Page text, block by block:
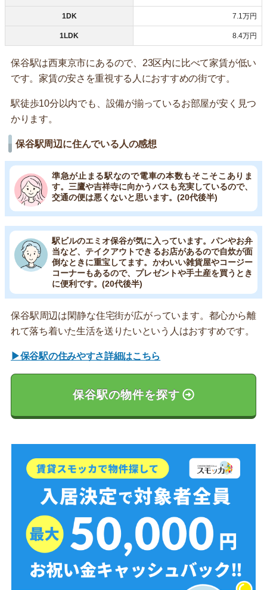
1DK 7.1万円
1LDK 8.4万円
保谷駅は西東京市にあるので、23区内に比べて家賃が低い
です。家賃の安さを重視する人におすすめの街です。
駅徒歩10分以内でも、設備が揃っているお部屋が安く見つ
かります。
保谷駅周辺に住んでいる人の感想
準急が止まる駅なので電車の本数もそこそこありま
す。三鷹や吉祥寺に向かうバスも充実しているので、
交通の便は悪くないと思います。(20代後半)
駅ビルのエミオ保谷が気に入っています。パンやお弁
当など、テイクアウトできるお店があるので自炊が面
倒なときに重宝してます。かわいい雑貨屋やコージー
コーナーもあるので、プレゼントや手土産を買うとき
に便利です。(20代後半)
保谷駅周辺は閑静な住宅街が広がっています。都心から離
れて落ち着いた生活を送りたいという人はおすすめです。
▶保谷駅の住みやすさ詳細はこちら
保谷駅の物件を探す